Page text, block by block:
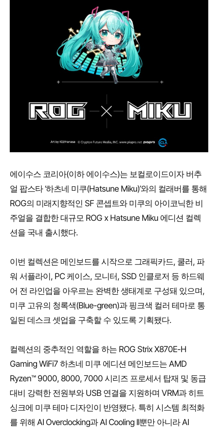
에이수스 코리아(이하 에이수스)는 보컬로이드이자 버추
얼 팝스타 ‘하츠네 미쿠(Hatsune Miku)’와의 컬래버를 통해
ROG의 미래지향적인 SF 콘셉트와 미쿠의 아이코닉한 비
주얼을 결합한 대규모 ROG x Hatsune Miku 에디션 컬렉
션을 국내 출시했다.
이번 컬렉션은 메인보드를 시작으로 그래픽카드, 쿨러, 파
워 서플라이, PC 케이스, 모니터, SSD 인클로저 등 하드웨
어 전 라인업을 아우르는 완벽한 생태계로 구성돼 있으며,
미쿠 고유의 청록색(Blue-green)과 핑크색 컬러 테마로 통
일된 데스크 셋업을 구축할 수 있도록 기획됐다.
컬렉션의 중추적인 역할을 하는 ROG Strix X870E-H
Gaming WiFi7 하츠네 미쿠 에디션 메인보드는 AMD
Ryzen™ 9000, 8000, 7000 시리즈 프로세서 탑재 및 동급
대비 강력한 전원부와 USB 연결을 지원하며 VRM과 히트
싱크에 미쿠 테마 디자인이 반영됐다. 특히 시스템 최적화
를 위해 AI Overclocking과 AI Cooling II뿐만 아니라 AI